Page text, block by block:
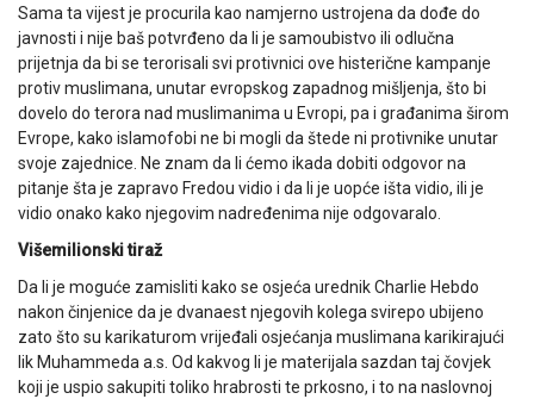
Sama ta vijest je procurila kao namjerno ustrojena da dođe do
javnosti i nije baš potvrđeno da li je samoubistvo ili odlučna
prijetnja da bi se terorisali svi protivnici ove histerične kampanje
protiv muslimana, unutar evropskog zapadnog mišljenja, što bi
dovelo do terora nad muslimanima u Evropi, pa i građanima širom
Evrope, kako islamofobi ne bi mogli da štede ni protivnike unutar
svoje zajednice. Ne znam da li ćemo ikada dobiti odgovor na
pitanje šta je zapravo Fredou vidio i da li je uopće išta vidio, ili je
vidio onako kako njegovim nadređenima nije odgovaralo.
Višemilionski tiraž
Da li je moguće zamisliti kako se osjeća urednik Charlie Hebdo
nakon činjenice da je dvanaest njegovih kolega svirepo ubijeno
zato što su karikaturom vrijeđali osjećanja muslimana karikirajući
lik Muhammeda a.s. Od kakvog li je materijala sazdan taj čovjek
koji je uspio sakupiti toliko hrabrosti te prkosno, i to na naslovnoj